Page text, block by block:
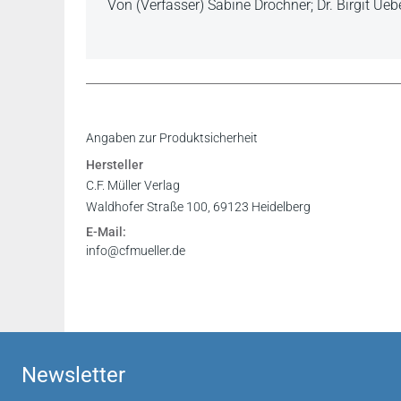
Von (Verfasser) Sabine Drochner; Dr. Birgit
Sabine Drochner und Dr. Birgit Uebelhack
Thema Betriebsrenten.
Florian J. Burger, in: DRdA-Infas 4/2019
...kann jedem empfohlen werden, der sich
Horst Marburger in: Die Beiträge 2/2012
Angaben zur Produktsicherheit
Hersteller
C.F. Müller Verlag
Waldhofer Straße 100, 69123 Heidelberg
E-Mail:
info@cfmueller.de
Newsletter